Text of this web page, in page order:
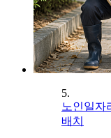
5.
노인일자
배치